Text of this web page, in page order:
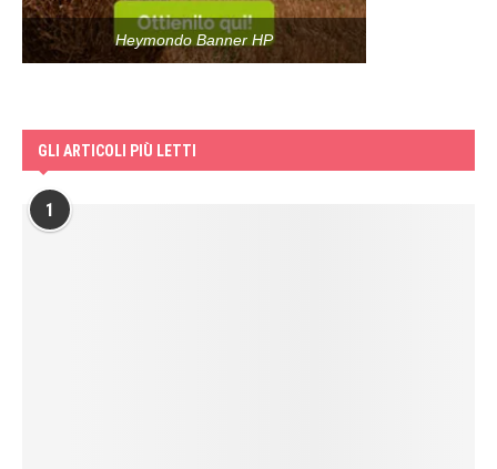
Heymondo Banner HP
GLI ARTICOLI PIÙ LETTI
1